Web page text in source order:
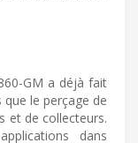
GM a déjà fait
le perçage de
et de collecteurs.
dans